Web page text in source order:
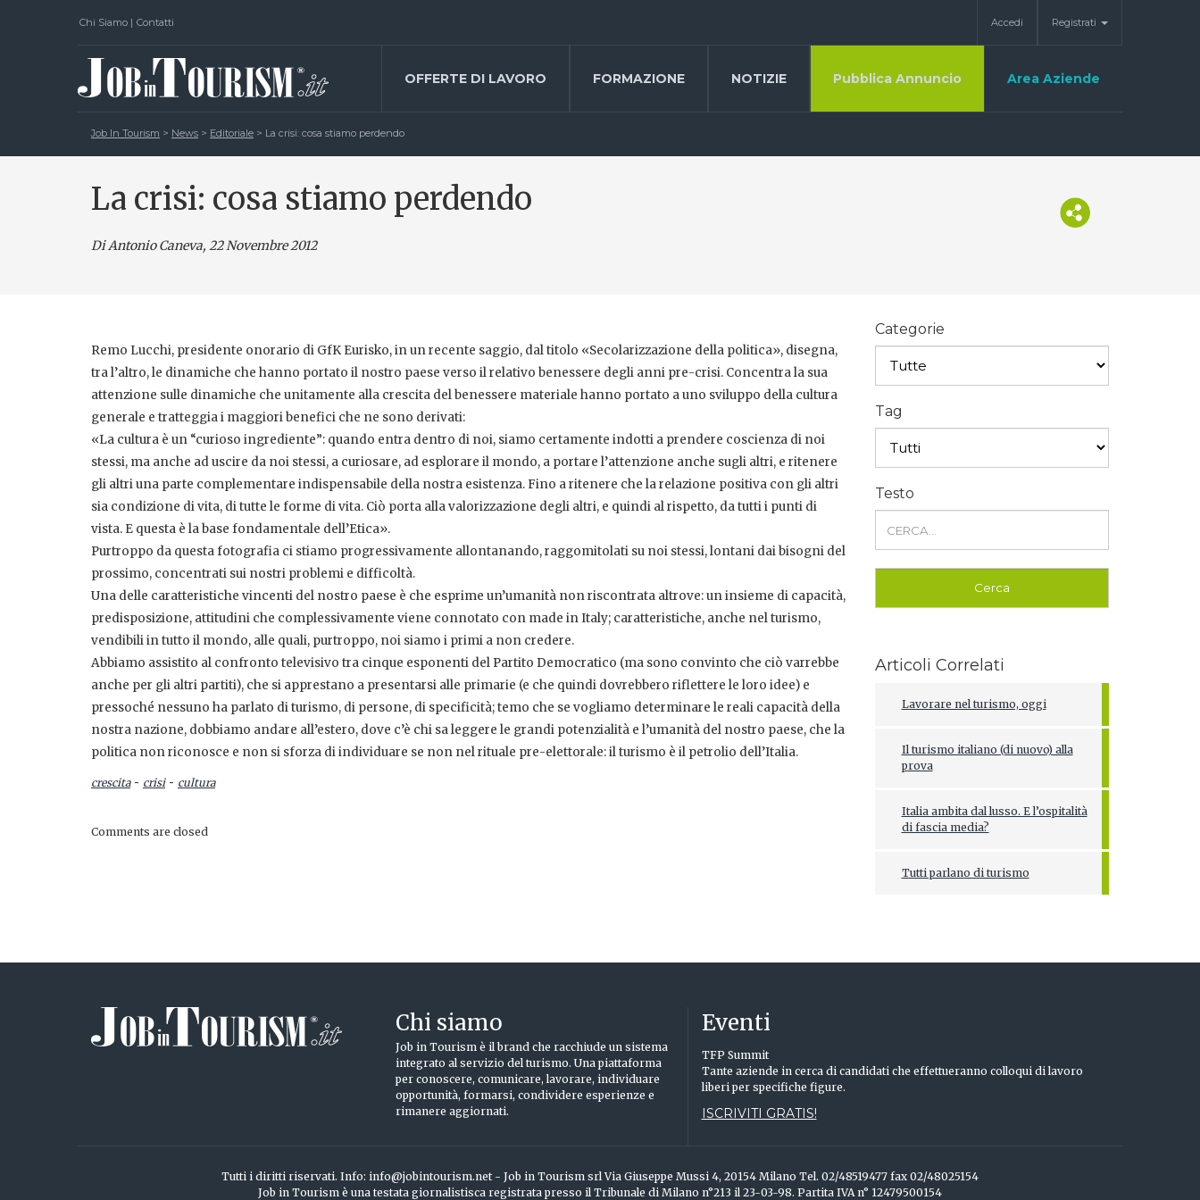
Chi Siamo | Contatti Accedi Registrati
OFFERTE DI LAVORO FORMAZIONE NOTIZIE Pubblica Annuncio Area Aziende
Job In Tourism > News > Editoriale > La crisi: cosa stiamo perdendo
La crisi: cosa stiamo perdendo
Di Antonio Caneva, 22 Novembre 2012
Remo Lucchi, presidente onorario di GfK Eurisko, in un recente saggio, dal titolo «Secolarizzazione della politica», disegna,
tra l’altro, le dinamiche che hanno portato il nostro paese verso il relativo benessere degli anni pre-crisi. Concentra la sua
attenzione sulle dinamiche che unitamente alla crescita del benessere materiale hanno portato a uno sviluppo della cultura
generale e tratteggia i maggiori benefici che ne sono derivati:
«La cultura è un “curioso ingrediente”: quando entra dentro di noi, siamo certamente indotti a prendere coscienza di noi
stessi, ma anche ad uscire da noi stessi, a curiosare, ad esplorare il mondo, a portare l’attenzione anche sugli altri, e ritenere
gli altri una parte complementare indispensabile della nostra esistenza. Fino a ritenere che la relazione positiva con gli altri
sia condizione di vita, di tutte le forme di vita. Ciò porta alla valorizzazione degli altri, e quindi al rispetto, da tutti i punti di
vista. E questa è la base fondamentale dell’Etica».
Purtroppo da questa fotografia ci stiamo progressivamente allontanando, raggomitolati su noi stessi, lontani dai bisogni del
prossimo, concentrati sui nostri problemi e difficoltà.
Una delle caratteristiche vincenti del nostro paese è che esprime un’umanità non riscontrata altrove: un insieme di capacità,
predisposizione, attitudini che complessivamente viene connotato con made in Italy; caratteristiche, anche nel turismo,
vendibili in tutto il mondo, alle quali, purtroppo, noi siamo i primi a non credere.
Abbiamo assistito al confronto televisivo tra cinque esponenti del Partito Democratico (ma sono convinto che ciò varrebbe
anche per gli altri partiti), che si apprestano a presentarsi alle primarie (e che quindi dovrebbero riflettere le loro idee) e
pressoché nessuno ha parlato di turismo, di persone, di specificità; temo che se vogliamo determinare le reali capacità della
nostra nazione, dobbiamo andare all’estero, dove c’è chi sa leggere le grandi potenzialità e l’umanità del nostro paese, che la
politica non riconosce e non si sforza di individuare se non nel rituale pre-elettorale: il turismo è il petrolio dell’Italia.
crescita- crisi- cultura
Comments are closed
Categorie
Tag
Testo
Articoli Correlati
Lavorare nel turismo, oggi
Il turismo italiano (di nuovo) alla
prova
Italia ambita dal lusso. E l’ospitalità
di fascia media?
Tutti parlano di turismo
Chi siamo
Job in Tourism è il brand che racchiude un sistema
integrato al servizio del turismo. Una piattaforma
per conoscere, comunicare, lavorare, individuare
opportunità, formarsi, condividere esperienze e
rimanere aggiornati.
Eventi
TFP Summit
Tante aziende in cerca di candidati che effettueranno colloqui di lavoro
liberi per specifiche figure.
ISCRIVITI GRATIS!
Tutti i diritti riservati. Info: info@jobintourism.net - Job in Tourism srl Via Giuseppe Mussi 4, 20154 Milano Tel. 02/48519477 fax 02/48025154
Job in Tourism è una testata giornalistisca registrata presso il Tribunale di Milano n°213 il 23-03-98. Partita IVA n° 12479500154